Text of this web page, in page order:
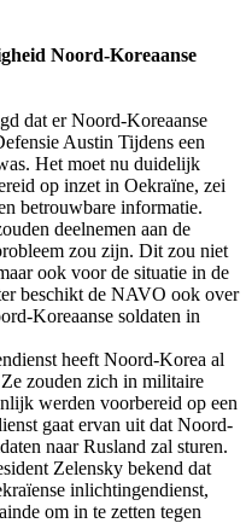
Noord-Koreaanse
dat er Noord-Koreaanse
Austin Tijdens een
Het moet nu duidelijk
op inzet in Oekraïne, zei
betrouwbare informatie.
deelnemen aan de
zou zijn. Dit zou niet
ook voor de situatie in de
beschikt de NAVO ook over
Koreaanse soldaten in
heeft Noord-Korea al
zouden zich in militaire
werden voorbereid op een
gaat ervan uit dat Noord-
naar Rusland zal sturen.
Zelensky bekend dat
inlichtingendienst,
om in te zetten tegen